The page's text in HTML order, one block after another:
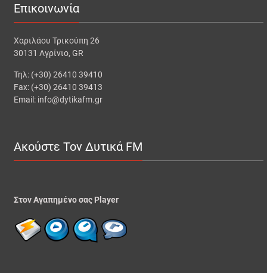
Επικοινωνία
Χαριλάου Τρικούπη 26
30131 Αγρίνιο, GR
Τηλ: (+30) 26410 39410
Fax: (+30) 26410 39413
Email: info@dytikafm.gr
Ακούστε Τον Δυτικά FM
Στον Αγαπημένο σας Player